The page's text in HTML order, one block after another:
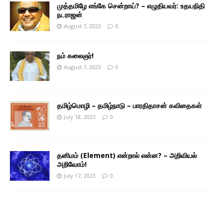
முத்தமிழே எங்கே சென்றாய்? – எழுதியவர்: உதயநிதி
நடராஜன்
August 7, 2023 0
நம் கலைஞர்!
August 7, 2023 0
தமிழ்மொழி – தமிழ்நாடு – பாரதிதாசன் கவிதைகள்
July 18, 2023 0
தனிமம் (Element) என்றால் என்ன? – அறிவியல்
அறிவோம்!
July 17, 2023 0